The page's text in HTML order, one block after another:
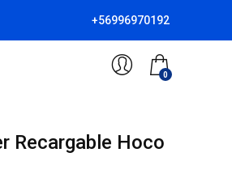
+56996970192
0
Recargable Hoco